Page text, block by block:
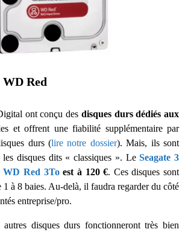
WD Red
ont conçu des disques durs dédiés aux
et offrent une fiabilité supplémentaire par
durs (lire notre dossier). Mais, ils sont
les disques dits « classiques ». LeSeagate 3
WD Red 3Toest à 120 €. Ces disques sont
à 8 baies. Au-delà, il faudra regarder du côté
entreprise/pro.
disques durs fonctionneront très bien